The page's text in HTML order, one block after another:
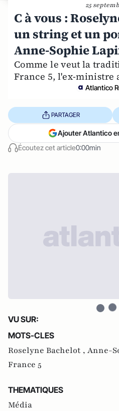
25
C à vous :
un string et un
Anne-Sophie
Comme le veut la
France 5, l'ex-ministre
Atlantico
Écoutez cet article0:00min
PARTAGER
Ajouter Atlantico
VU SUR:
MOTS-CLES
Roselyne Bachelot , Anne-
France 5
THEMATIQUES
Média